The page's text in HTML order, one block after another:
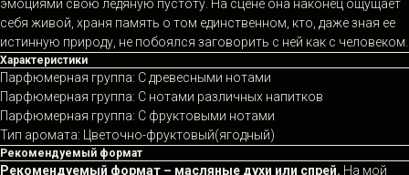
эмоциями свою ледяную пустоту. На сцене она наконец ощущает
себя живой, храня память о том единственном, кто, даже зная ее
истинную природу, не побоялся заговорить с ней как с человеком.
Характеристики
Парфюмерная группа: С древесными нотами
Парфюмерная группа: С нотами различных напитков
Парфюмерная группа: С фруктовыми нотами
Тип аромата: Цветочно-фруктовый(ягодный)
Рекомендуемый формат
Рекомендуемый формат – масляные духи или спрей. На мой